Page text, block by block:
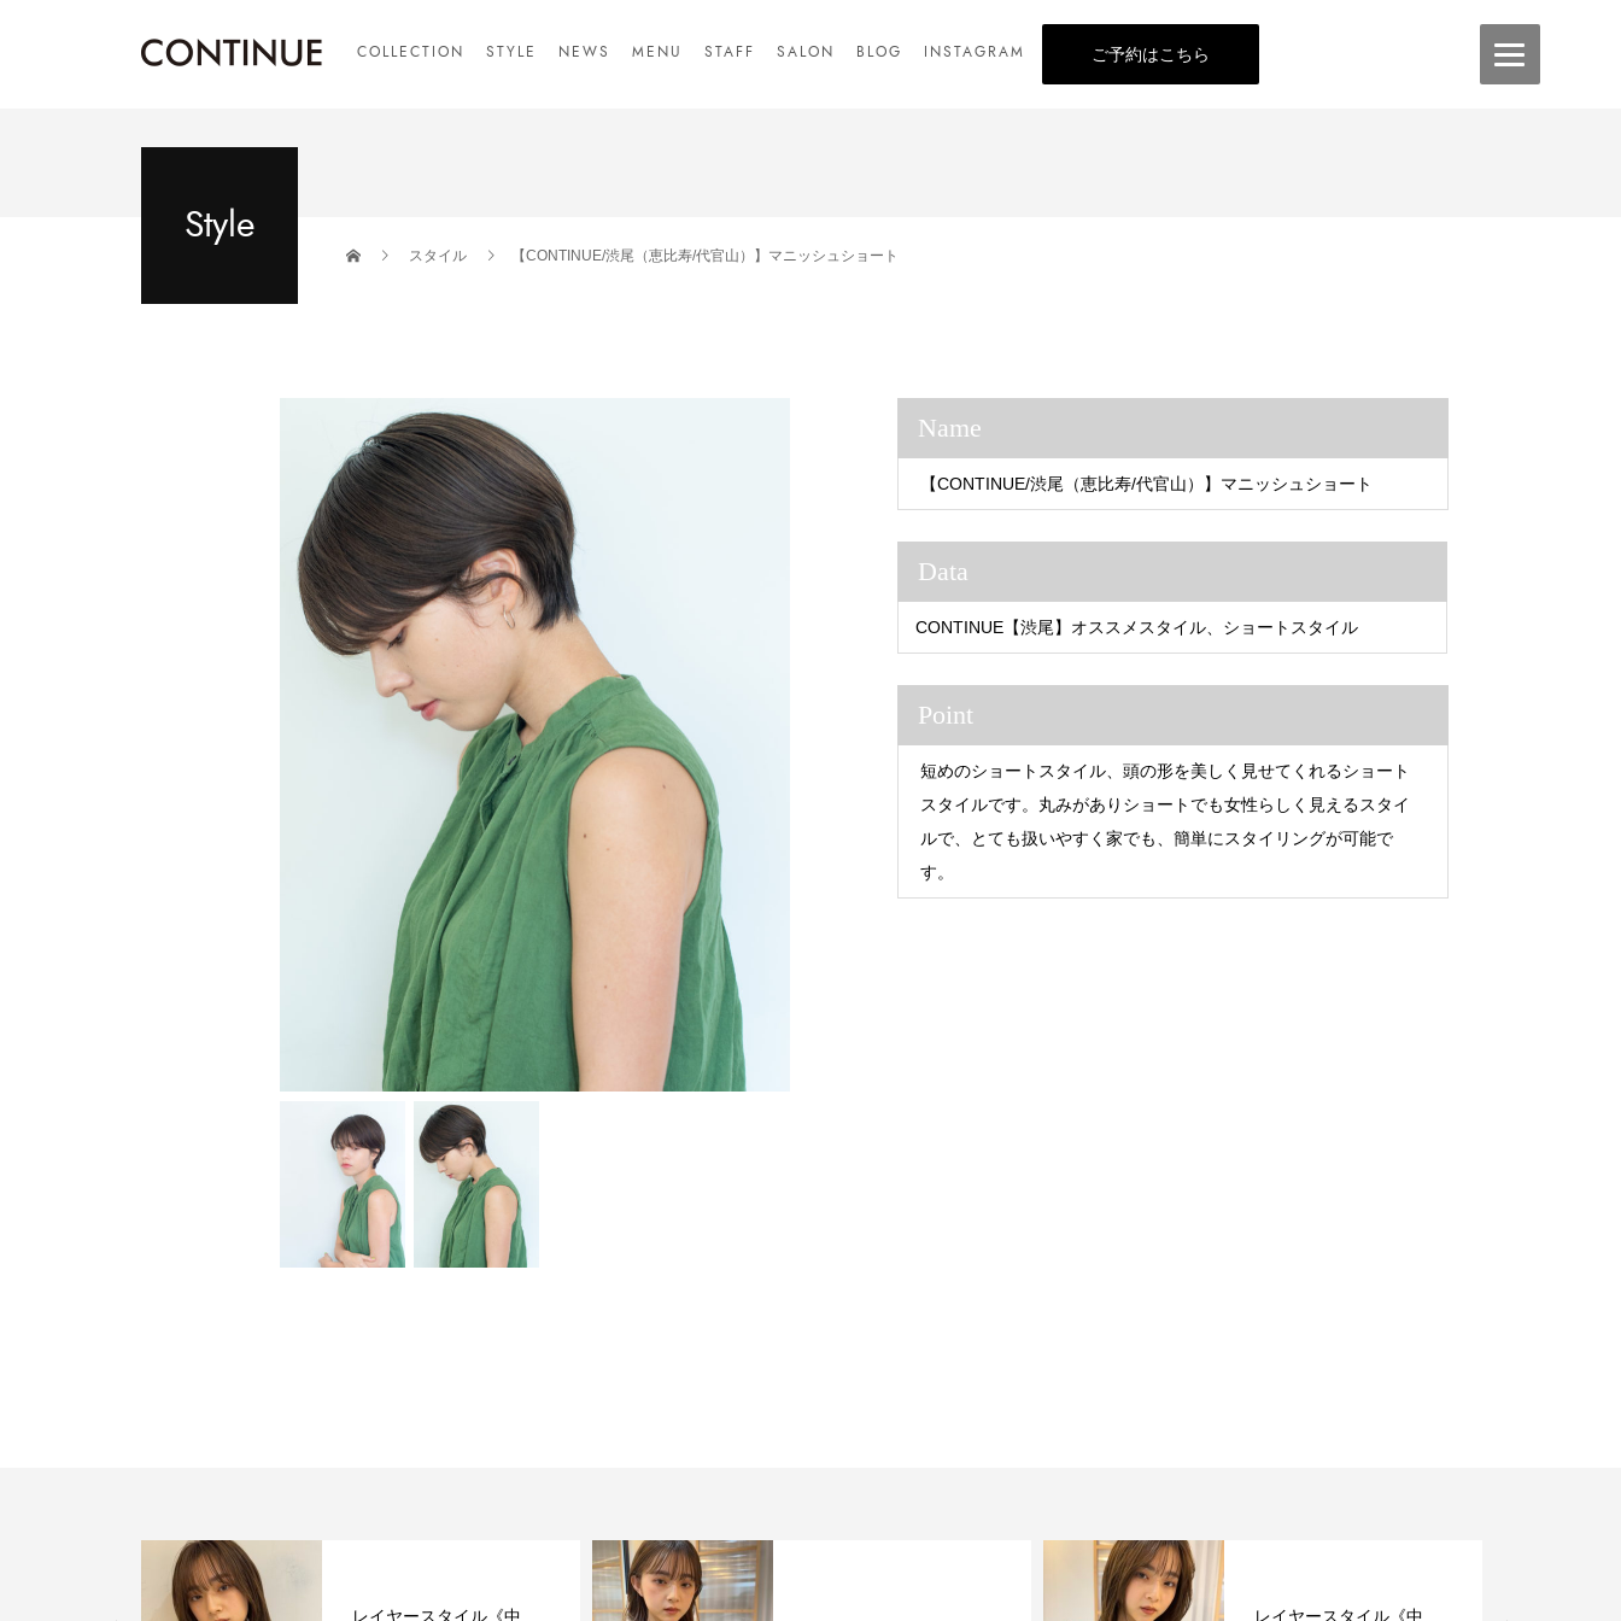
COLLECTION STYLE NEWS MENU STAFF SALON BLOG INSTAGRAM ご予約はこちら
Style
スタイル 【CONTINUE/渋尾（恵比寿/代官山）】マニッシュショート
Name
【CONTINUE/渋尾（恵比寿/代官山）】マニッシュショート
Data
CONTINUE【渋尾】オススメスタイル、ショートスタイル
Point
短めのショートスタイル、頭の形を美しく見せてくれるショート
スタイルです。丸みがありショートでも女性らしく見えるスタイ
ルで、とても扱いやすく家でも、簡単にスタイリングが可能で
す。
レイヤースタイル《中 レイヤースタイル《中